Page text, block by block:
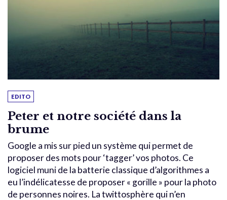
EDITO
Peter et notre société dans la
brume
Google a mis sur pied un système qui permet de
proposer des mots pour ‘tagger’ vos photos. Ce
logiciel muni de la batterie classique d’algorithmes a
eu l’indélicatesse de proposer « gorille » pour la photo
de personnes noires. La twittosphère qui n’en